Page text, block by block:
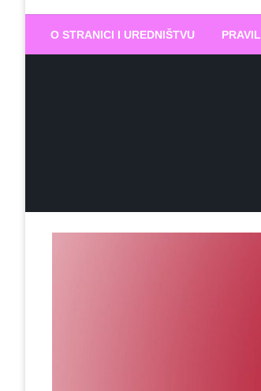
Biram
O STRANICI I UREDNIŠTVU